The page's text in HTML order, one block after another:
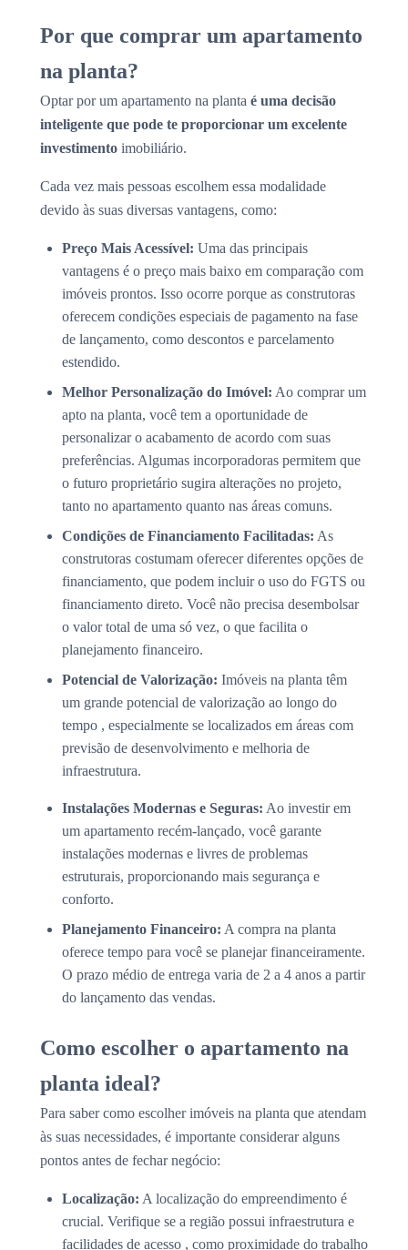
Por que comprar um apartamento
na planta?
Optar por um apartamento na planta é uma decisão
inteligente que pode te proporcionar um excelente
investimento imobiliário.
Cada vez mais pessoas escolhem essa modalidade
devido às suas diversas vantagens, como:
Preço Mais Acessível: Uma das principais
vantagens é o preço mais baixo em comparação com
imóveis prontos. Isso ocorre porque as construtoras
oferecem condições especiais de pagamento na fase
de lançamento, como descontos e parcelamento
estendido.
Melhor Personalização do Imóvel: Ao comprar um
apto na planta, você tem a oportunidade de
personalizar o acabamento de acordo com suas
preferências. Algumas incorporadoras permitem que
o futuro proprietário sugira alterações no projeto,
tanto no apartamento quanto nas áreas comuns.
Condições de Financiamento Facilitadas: As
construtoras costumam oferecer diferentes opções de
financiamento, que podem incluir o uso do FGTS ou
financiamento direto. Você não precisa desembolsar
o valor total de uma só vez, o que facilita o
planejamento financeiro.
Potencial de Valorização: Imóveis na planta têm
um grande potencial de valorização ao longo do
tempo , especialmente se localizados em áreas com
previsão de desenvolvimento e melhoria de
infraestrutura.
Instalações Modernas e Seguras: Ao investir em
um apartamento recém-lançado, você garante
instalações modernas e livres de problemas
estruturais, proporcionando mais segurança e
conforto.
Planejamento Financeiro: A compra na planta
oferece tempo para você se planejar financeiramente.
O prazo médio de entrega varia de 2 a 4 anos a partir
do lançamento das vendas.
Como escolher o apartamento na
planta ideal?
Para saber como escolher imóveis na planta que atendam
às suas necessidades, é importante considerar alguns
pontos antes de fechar negócio:
Localização: A localização do empreendimento é
crucial. Verifique se a região possui infraestrutura e
facilidades de acesso , como proximidade do trabalho